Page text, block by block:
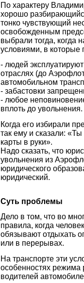
По характеру
хорошо
тонко чувствующий
освобожденным
выбрали тогда, когда
условиями, в которые
- людей эксплуатируют
отраслях (до
автомобильном
- забастовки
- любое
вплоть до увольнения.
Когда его избирали
так ему и сказали:
карты в руки».
Надо сказать, что
увольнения из
юридического
юридический.
Суть проблемы
Дело в том, что во
правила, когда
обязывают отдыхать
или в перерывах.
На транспорте эти
особенностях режима
водителей